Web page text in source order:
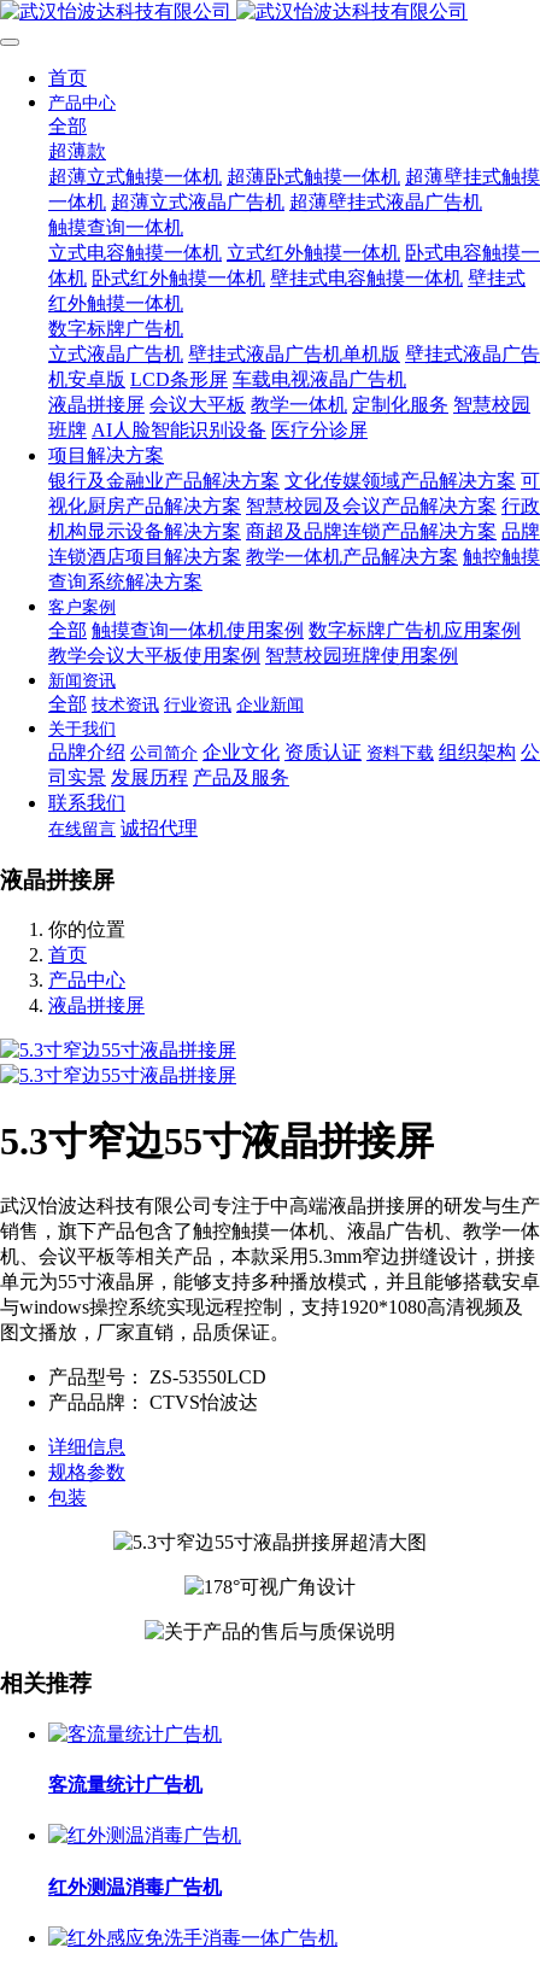
首页
产品中心
全部
超薄款
超薄立式触摸一体机 超薄卧式触摸一体机 超薄壁挂式触摸
一体机 超薄立式液晶广告机 超薄壁挂式液晶广告机
触摸查询一体机
立式电容触摸一体机 立式红外触摸一体机 卧式电容触摸一
体机 卧式红外触摸一体机 壁挂式电容触摸一体机 壁挂式
红外触摸一体机
数字标牌广告机
立式液晶广告机 壁挂式液晶广告机单机版 壁挂式液晶广告
机安卓版 LCD条形屏 车载电视液晶广告机
液晶拼接屏 会议大平板 教学一体机 定制化服务 智慧校园
班牌 AI人脸智能识别设备 医疗分诊屏
项目解决方案
银行及金融业产品解决方案 文化传媒领域产品解决方案 可
视化厨房产品解决方案 智慧校园及会议产品解决方案 行政
机构显示设备解决方案 商超及品牌连锁产品解决方案 品牌
连锁酒店项目解决方案 教学一体机产品解决方案 触控触摸
查询系统解决方案
客户案例
全部 触摸查询一体机使用案例 数字标牌广告机应用案例
教学会议大平板使用案例 智慧校园班牌使用案例
新闻资讯
全部 技术资讯 行业资讯 企业新闻
关于我们
品牌介绍 公司简介 企业文化 资质认证 资料下载 组织架构 公
司实景 发展历程 产品及服务
联系我们
在线留言 诚招代理
液晶拼接屏
你的位置
首页
产品中心
液晶拼接屏
5.3寸窄边55寸液晶拼接屏
武汉怡波达科技有限公司专注于中高端液晶拼接屏的研发与生产
销售，旗下产品包含了触控触摸一体机、液晶广告机、教学一体
机、会议平板等相关产品，本款采用5.3mm窄边拼缝设计，拼接
单元为55寸液晶屏，能够支持多种播放模式，并且能够搭载安卓
与windows操控系统实现远程控制，支持1920*1080高清视频及
图文播放，厂家直销，品质保证。
产品型号：
ZS-53550LCD
产品品牌：
CTVS怡波达
详细信息
规格参数
包装
相关推荐
客流量统计广告机
红外测温消毒广告机